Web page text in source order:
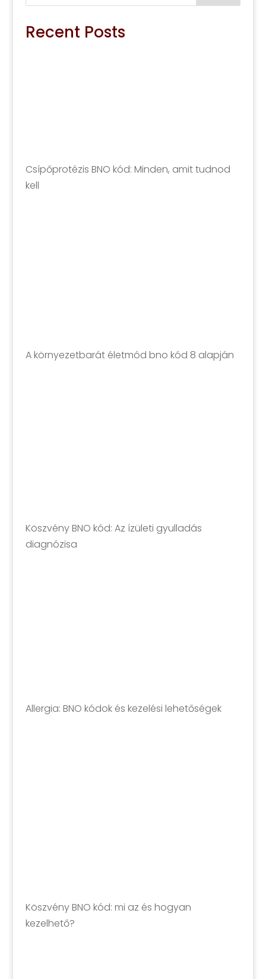
Recent Posts
Csípőprotézis BNO kód: Minden, amit tudnod
kell
A környezetbarát életmód bno kód 8 alapján
Köszvény BNO kód: Az ízületi gyulladás
diagnózisa
Allergia: BNO kódok és kezelési lehetőségek
Köszvény BNO kód: mi az és hogyan
kezelhető?